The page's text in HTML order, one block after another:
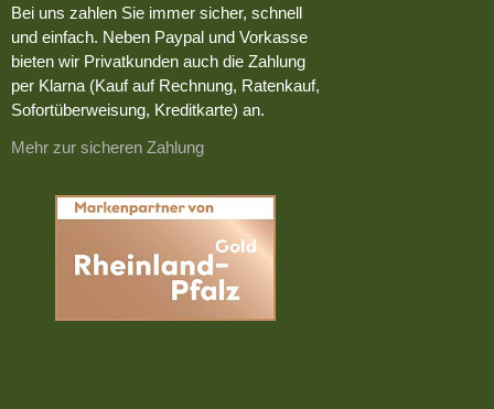
Bei uns zahlen Sie immer sicher, schnell
und einfach. Neben Paypal und Vorkasse
bieten wir Privatkunden auch die Zahlung
per Klarna (Kauf auf Rechnung, Ratenkauf,
Sofortüberweisung, Kreditkarte) an.
Mehr zur sicheren Zahlung